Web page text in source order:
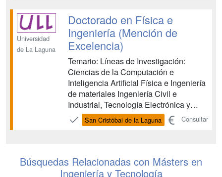
estos aspectos, que es lo que propone
esta nueva titulación de má...
Universidad
de La Laguna
Doctorado en Física e
Ingeniería (Mención de
Excelencia)
Temario: Líneas de Investigación:
Ciencias de la Computación e
Inteligencia Artificial Física e Ingeniería
de materiales Ingeniería Civil e
Industrial, Tecnología Electrónica y
Comunicaciones Ingeniería de
Sistemas Lenguajes y Sistemas
Atmósfera...
San Cristóbal de la Laguna Consultar
Búsquedas Relacionadas con Másters en
Ingeniería y Tecnología